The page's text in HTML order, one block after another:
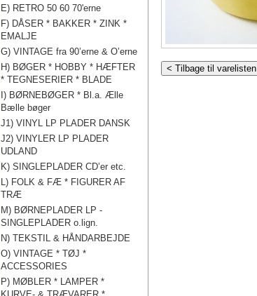
E) RETRO 50 60 70'erne
F) DÅSER * BAKKER * ZINK *
EMALJE
G) VINTAGE fra 90’erne & O’erne
H) BØGER * HOBBY * HÆFTER
* TEGNESERIER * BLADE
I) BØRNEBØGER * Bl.a. Ælle
Bælle bøger
J1) VINYL LP PLADER DANSK
J2) VINYLER LP PLADER
UDLAND
K) SINGLEPLADER CD’er etc.
L) FOLK & FÆ * FIGURER AF
TRÆ
M) BØRNEPLADER LP -
SINGLEPLADER o.lign.
N) TEKSTIL & HÅNDARBEJDE
O) VINTAGE * TØJ *
ACCESSORIES
P) MØBLER * LAMPER *
< Tilbage til varelisten